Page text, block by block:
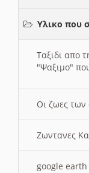
Υλικο που
Ταξιδι απο
"Ψαξιμο"
Οι ζωες των
Ζωντανες
google earth